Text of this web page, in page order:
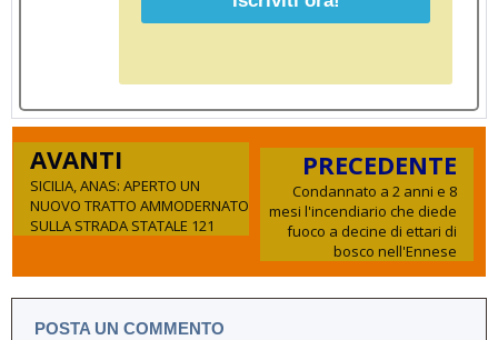
AVANTI
SICILIA, ANAS: APERTO UN
NUOVO TRATTO AMMODERNATO
SULLA STRADA STATALE 121
PRECEDENTE
Condannato a 2 anni e 8
mesi l'incendiario che diede
fuoco a decine di ettari di
bosco nell'Ennese
POSTA UN COMMENTO